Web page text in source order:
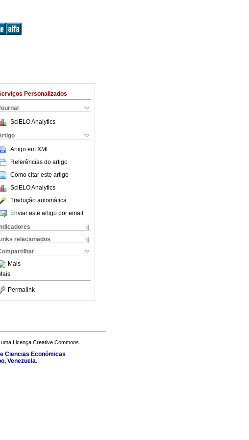
Personalizados
SciELO Analytics
Artigo em XML
Referências do artigo
Como citar este artigo
SciELO Analytics
Tradução automática
Enviar este artigo por email
relacionados
Mais
Permalink
Licença Creative Commons
Ciencias Económicas
Venezuela.